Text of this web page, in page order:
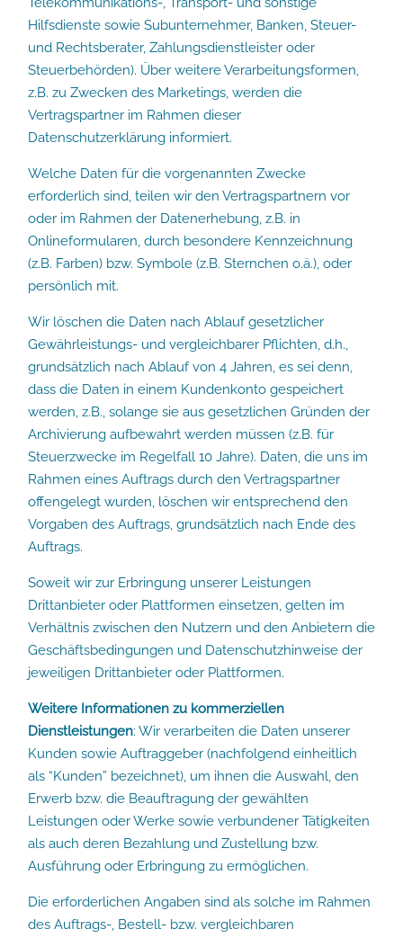
Hilfsdienste sowie Subunternehmer, Banken, Steuer-
und Rechtsberater, Zahlungsdienstleister oder
Steuerbehörden). Über weitere Verarbeitungsformen,
z.B. zu Zwecken des Marketings, werden die
Vertragspartner im Rahmen dieser
Datenschutzerklärung informiert.
Welche Daten für die vorgenannten Zwecke
erforderlich sind, teilen wir den Vertragspartnern vor
oder im Rahmen der Datenerhebung, z.B. in
Onlineformularen, durch besondere Kennzeichnung
(z.B. Farben) bzw. Symbole (z.B. Sternchen o.ä.), oder
persönlich mit.
Wir löschen die Daten nach Ablauf gesetzlicher
Gewährleistungs- und vergleichbarer Pflichten, d.h.,
grundsätzlich nach Ablauf von 4 Jahren, es sei denn,
dass die Daten in einem Kundenkonto gespeichert
werden, z.B., solange sie aus gesetzlichen Gründen der
Archivierung aufbewahrt werden müssen (z.B. für
Steuerzwecke im Regelfall 10 Jahre). Daten, die uns im
Rahmen eines Auftrags durch den Vertragspartner
offengelegt wurden, löschen wir entsprechend den
Vorgaben des Auftrags, grundsätzlich nach Ende des
Auftrags.
Soweit wir zur Erbringung unserer Leistungen
Drittanbieter oder Plattformen einsetzen, gelten im
Verhältnis zwischen den Nutzern und den Anbietern die
Geschäftsbedingungen und Datenschutzhinweise der
jeweiligen Drittanbieter oder Plattformen.
Weitere Informationen zu kommerziellen
Dienstleistungen: Wir verarbeiten die Daten unserer
Kunden sowie Auftraggeber (nachfolgend einheitlich
als “Kunden” bezeichnet), um ihnen die Auswahl, den
Erwerb bzw. die Beauftragung der gewählten
Leistungen oder Werke sowie verbundener Tätigkeiten
als auch deren Bezahlung und Zustellung bzw.
Ausführung oder Erbringung zu ermöglichen.
Die erforderlichen Angaben sind als solche im Rahmen
des Auftrags-, Bestell- bzw. vergleichbaren